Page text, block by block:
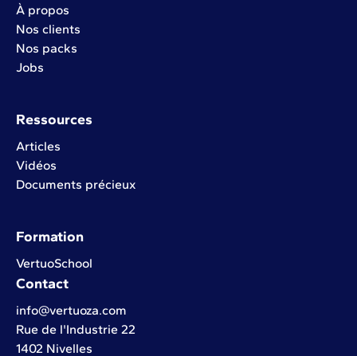
À propos
Nos clients
Nos packs
Jobs
Ressources
Articles
Vidéos
Documents précieux
Formation
VertuoSchool
Contact
info@vertuoza.com
Rue de l'Industrie 22
1402 Nivelles